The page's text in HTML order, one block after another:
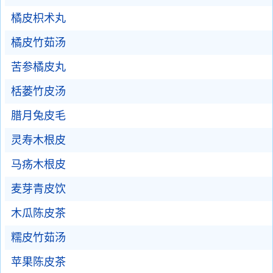
橘皮枳术丸
橘皮竹茹汤
苦参橘皮丸
栝蒌竹皮汤
腊月兔皮毛
灵寿木根皮
马疡木根皮
麦芽青皮饮
木瓜陈皮茶
糯皮竹茹汤
苹果陈皮茶